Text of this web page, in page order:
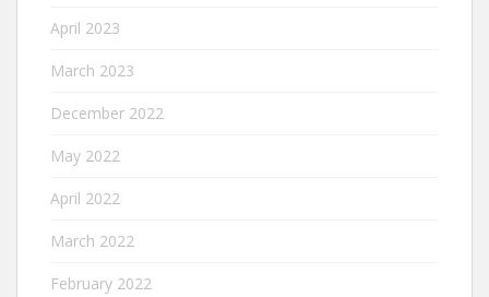
April 2023
March 2023
December 2022
May 2022
April 2022
March 2022
February 2022